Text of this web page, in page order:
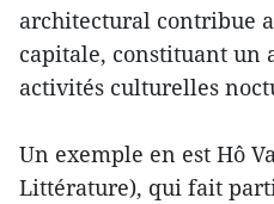
architectural contribue
capitale, constituant un
activités culturelles
Un exemple en est Hô
Littérature), qui fait